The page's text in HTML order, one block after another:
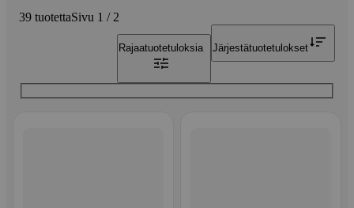
39 tuotettaSivu 1 / 2
Rajaatuotetuloksia Järjestätuotetulokset